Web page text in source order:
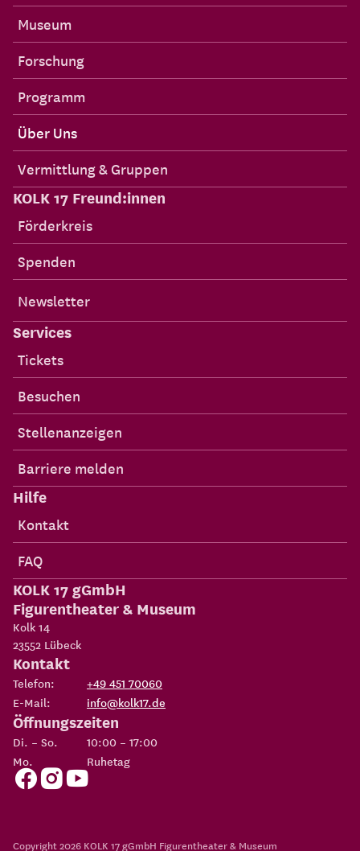
Museum
Forschung
Programm
Über Uns
Vermittlung & Gruppen
KOLK 17 Freund:innen
Förderkreis
Spenden
Newsletter
Services
Tickets
Besuchen
Stellenanzeigen
Barriere melden
Hilfe
Kontakt
FAQ
KOLK 17 gGmbH
Figurentheater & Museum
Kolk 14
23552 Lübeck
Kontakt
Telefon:
+49 451 70060
E-Mail:
info@kolk17.de
Öffnungszeiten
Di. – So.
10:00 – 17:00
Mo.
Ruhetag
Copyright 2026 KOLK 17 gGmbH Figurentheater & Museum